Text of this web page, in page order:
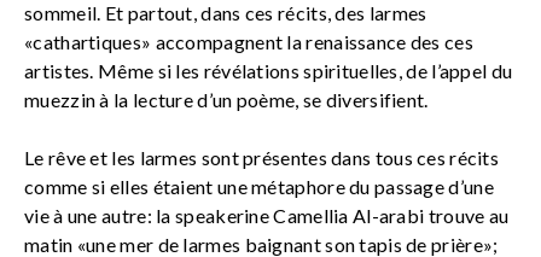
sommeil. Et partout, dans ces récits, des larmes
«cathartiques» accompagnent la renaissance des ces
artistes. Même si les révélations spirituelles, de l’appel du
muezzin à la lecture d’un poème, se diversifient.
Le rêve et les larmes sont présentes dans tous ces récits
comme si elles étaient une métaphore du passage d’une
vie à une autre: la speakerine Camellia Al-arabi trouve au
matin «une mer de larmes baignant son tapis de prière»;